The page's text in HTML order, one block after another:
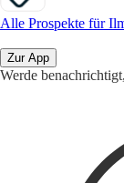
Alle Prospekte für
Zur App
Werde